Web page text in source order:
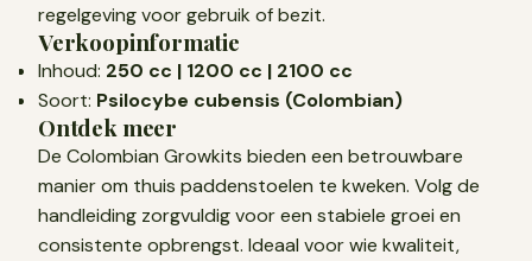
regelgeving voor gebruik of bezit.
Verkoopinformatie
Inhoud: 250 cc | 1200 cc | 2100 cc
Soort: Psilocybe cubensis (Colombian)
Ontdek meer
De Colombian Growkits bieden een betrouwbare
manier om thuis paddenstoelen te kweken. Volg de
handleiding zorgvuldig voor een stabiele groei en
consistente opbrengst. Ideaal voor wie kwaliteit,